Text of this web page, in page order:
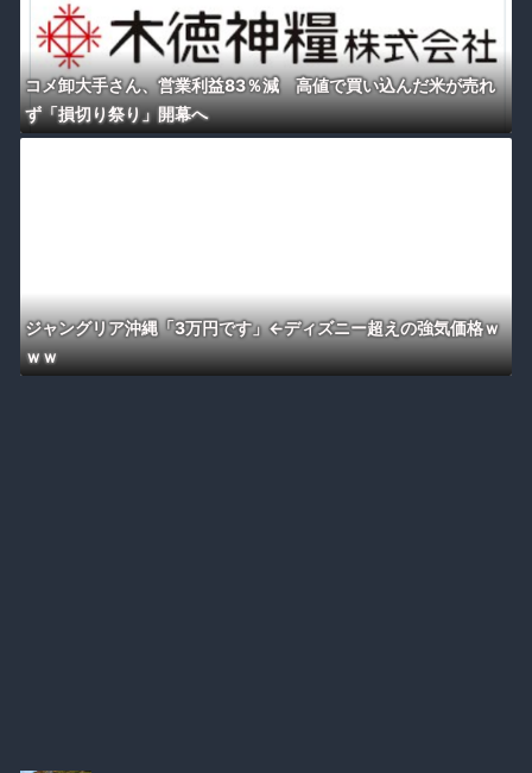
コメ卸大手さん、営業利益83％減 高値で買い込んだ米が売れ
ず「損切り祭り」開幕へ
ジャングリア沖縄「3万円です」←ディズニー超えの強気価格ｗ
ｗｗ